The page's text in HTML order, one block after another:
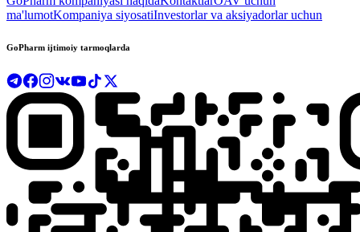
ma'lumotKompaniya siyosatiInvestorlar va aksiyadorlar uchun
GoPharm ijtimoiy tarmoqlarda